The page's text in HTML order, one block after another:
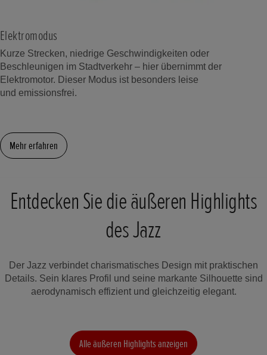
Elektromodus
Kurze Strecken, niedrige Geschwindigkeiten oder
Beschleunigen im Stadtverkehr – hier übernimmt der
Elektromotor. Dieser Modus ist besonders leise
und emissionsfrei.
Mehr erfahren
Entdecken Sie die äußeren Highlights
des Jazz
Der Jazz verbindet charismatisches Design mit praktischen
Details. Sein klares Profil und seine markante Silhouette sind
aerodynamisch effizient und gleichzeitig elegant.
Alle äußeren Highlights anzeigen